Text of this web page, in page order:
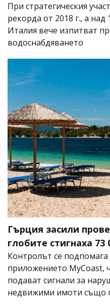
При стратегическия
рекорда от 2018 г., а
Италия вече изпитват
водоснабдяването
Гърция засили
глобите стигнаха 73
Контролът се
приложението MyCoast,
подават сигнали за
недвижими имоти също